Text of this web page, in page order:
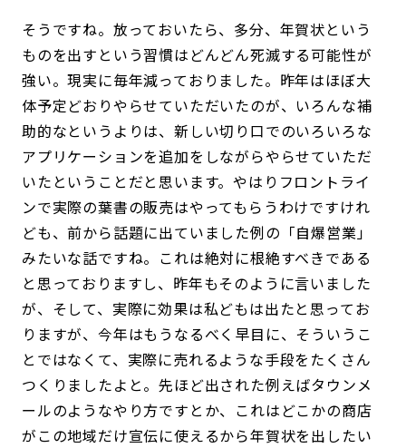
そうですね。放っておいたら、多分、年賀状という
ものを出すという習慣はどんどん死滅する可能性が
強い。現実に毎年減っておりました。昨年はほぼ大
体予定どおりやらせていただいたのが、いろんな補
助的なというよりは、新しい切り口でのいろいろな
アプリケーションを追加をしながらやらせていただ
いたということだと思います。やはりフロントライ
ンで実際の葉書の販売はやってもらうわけですけれ
ども、前から話題に出ていました例の「自爆営業」
みたいな話ですね。これは絶対に根絶すべきである
と思っておりますし、昨年もそのように言いました
が、そして、実際に効果は私どもは出たと思ってお
りますが、今年はもうなるべく早目に、そういうこ
とではなくて、実際に売れるような手段をたくさん
つくりましたよと。先ほど出された例えばタウンメ
ールのようなやり方ですとか、これはどこかの商店
がこの地域だけ宣伝に使えるから年賀状を出したい